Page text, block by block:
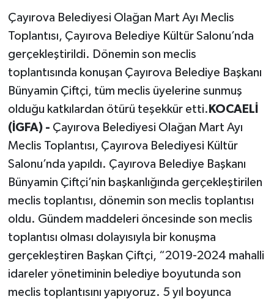
Çayırova Belediyesi Olağan Mart Ayı Meclis
Toplantısı, Çayırova Belediye Kültür Salonu’nda
gerçekleştirildi. Dönemin son meclis
toplantısında konuşan Çayırova Belediye Başkanı
Bünyamin Çiftçi, tüm meclis üyelerine sunmuş
olduğu katkılardan ötürü teşekkür etti. KOCAELİ
(İGFA) - Çayırova Belediyesi Olağan Mart Ayı
Meclis Toplantısı, Çayırova Belediyesi Kültür
Salonu’nda yapıldı. Çayırova Belediye Başkanı
Bünyamin Çiftçi’nin başkanlığında gerçekleştirilen
meclis toplantısı, dönemin son meclis toplantısı
oldu. Gündem maddeleri öncesinde son meclis
toplantısı olması dolayısıyla bir konuşma
gerçekleştiren Başkan Çiftçi, “2019-2024 mahalli
idareler yönetiminin belediye boyutunda son
meclis toplantısını yapıyoruz. 5 yıl boyunca